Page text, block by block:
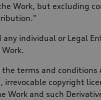
Work, but excluding
individual or Legal
terms and
copyright
and such